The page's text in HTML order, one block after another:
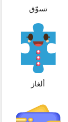
تسوّق
ألغاز